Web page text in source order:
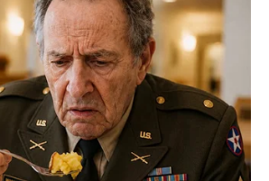
Biće pažnje, romantike i snažnih
nekoga ko ih vidi baš onakvima
u kojoj si nečiji izbor, a ne opcija.
toplinu i uzbuđenje.